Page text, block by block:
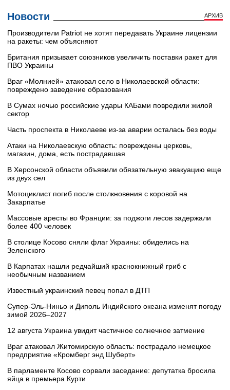
Новости АРХИВ
Производители Patriot не хотят передавать Украине лицензии
на ракеты: чем объясняют
Британия призывает союзников увеличить поставки ракет для
ПВО Украины
Враг «Молнией» атаковал село в Николаевской области:
повреждено заведение образования
В Сумах ночью российские удары КАБами повредили жилой
сектор
Часть проспекта в Николаеве из-за аварии осталась без воды
Атаки на Николаевскую область: повреждены церковь,
магазин, дома, есть пострадавшая
В Херсонской области объявили обязательную эвакуацию еще
из двух сел
Мотоциклист погиб после столкновения с коровой на
Закарпатье
Массовые аресты во Франции: за поджоги лесов задержали
более 400 человек
В столице Косово сняли флаг Украины: обиделись на
Зеленского
В Карпатах нашли редчайший краснокнижный гриб с
необычным названием
Известный украинский певец попал в ДТП
Супер‑Эль‑Ниньо и Диполь Индийского океана изменят погоду
зимой 2026–2027
12 августа Украина увидит частичное солнечное затмение
Враг атаковал Житомирскую область: пострадало немецкое
предприятие «Кромберг энд Шуберт»
В парламенте Косово сорвали заседание: депутатка бросила
яйца в премьера Курти